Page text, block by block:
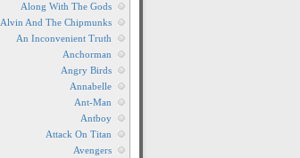
Along With The Gods
Alvin And The Chipmunks
An Inconvenient Truth
Anchorman
Angry Birds
Annabelle
Ant-Man
Antboy
Attack On Titan
Avengers